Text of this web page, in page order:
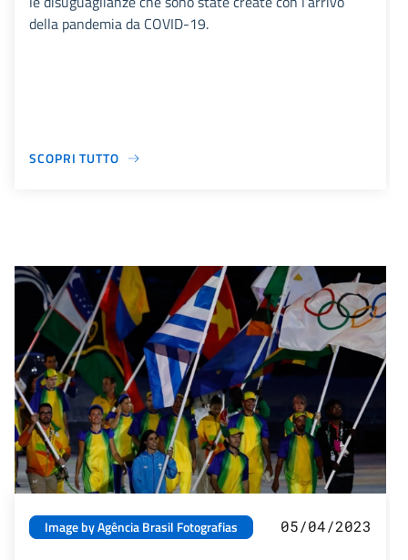
della pandemia da COVID-19.
SCOPRI TUTTO
Image by Agência Brasil Fotografias 05/04/2023